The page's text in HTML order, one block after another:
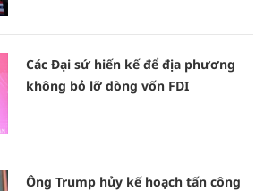
Các Đại sứ hiến kế để địa phương
không bỏ lỡ dòng vốn FDI
Ông Trump hủy kế hoạch tấn công